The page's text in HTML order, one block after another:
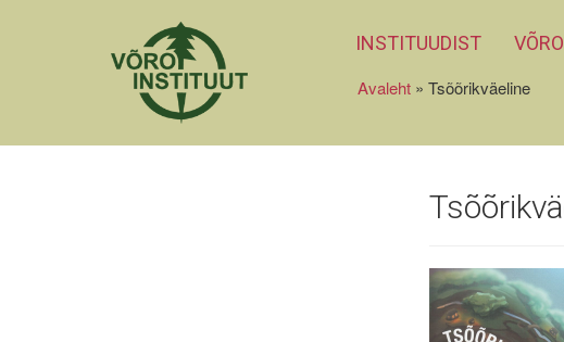
INSTITUUDIST
Avaleht » Tsõõrikväeline